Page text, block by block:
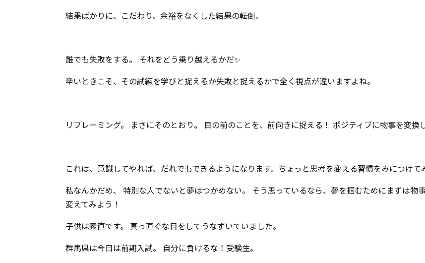
結果ばかりに、こだわり、余裕をなくした結果の転倒。
誰でも失敗をする。 それをどう乗り越えるかだ✨
辛いときこそ、その試練を学びと捉えるか失敗と捉えるかで全く視点が違いますよね。
リフレーミング。 まさにそのとおり。 目の前のことを、前向きに捉える！ ポジティブに物事を変換
これは、意識してやれば、だれでもできるようになります。ちょっと思考を変える習慣をみにつけて
私なんかだめ、 特別な人でないと夢はつかめない。 そう思っているなら、夢を掴むためにまずは物
変えてみよう！
子供は素直です。 真っ直ぐな目をしてうなずいていました。
群馬県は今日は前期入試。 自分に負けるな！受験生。